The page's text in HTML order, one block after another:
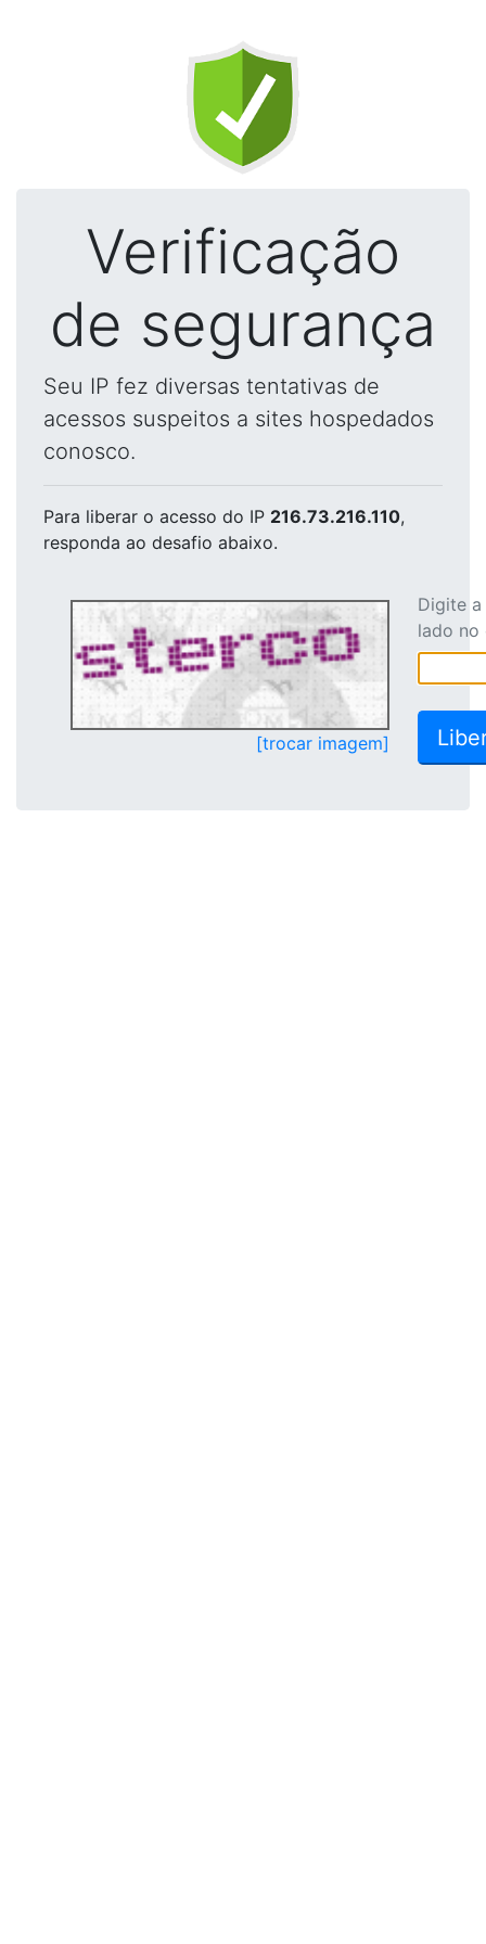
Verificação
de segurança
Seu IP fez diversas tentativas de
acessos suspeitos a sites hospedados
conosco.
Para liberar o acesso do IP 216.73.216.110,
responda ao desafio abaixo.
[trocar imagem]
Digite
lado no